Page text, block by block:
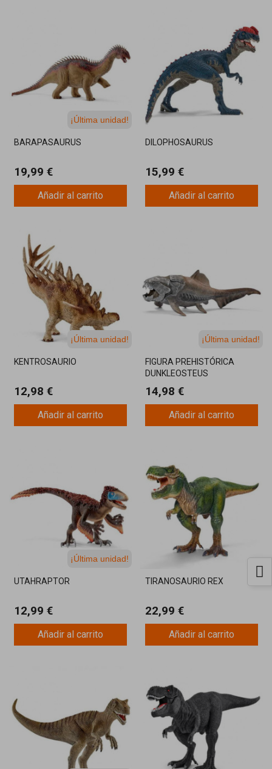
¡Última unidad!
BARAPASAURUS
19,99 €
Añadir al carrito
DILOPHOSAURUS
15,99 €
Añadir al carrito
¡Última unidad!
KENTROSAURIO
12,98 €
Añadir al carrito
¡Última unidad!
FIGURA PREHISTÓRICA
DUNKLEOSTEUS
14,98 €
Añadir al carrito
¡Última unidad!
UTAHRAPTOR
12,99 €
Añadir al carrito
TIRANOSAURIO REX
22,99 €
Añadir al carrito